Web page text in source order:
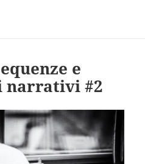
e
narrativi #2